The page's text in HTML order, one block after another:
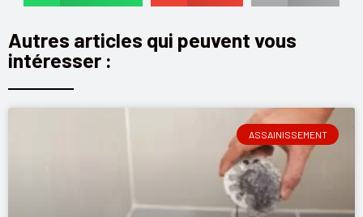
Autres articles qui peuvent vous
intéresser :
ASSAINISSEMENT